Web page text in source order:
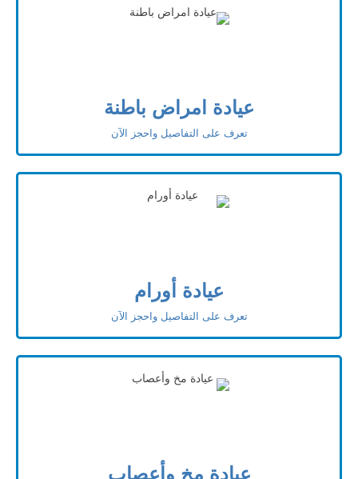
عيادة امراض باطنة
تعرف على التفاصيل واحجز الآن
عيادة أورام
تعرف على التفاصيل واحجز الآن
عيادة مخ وأعصاب